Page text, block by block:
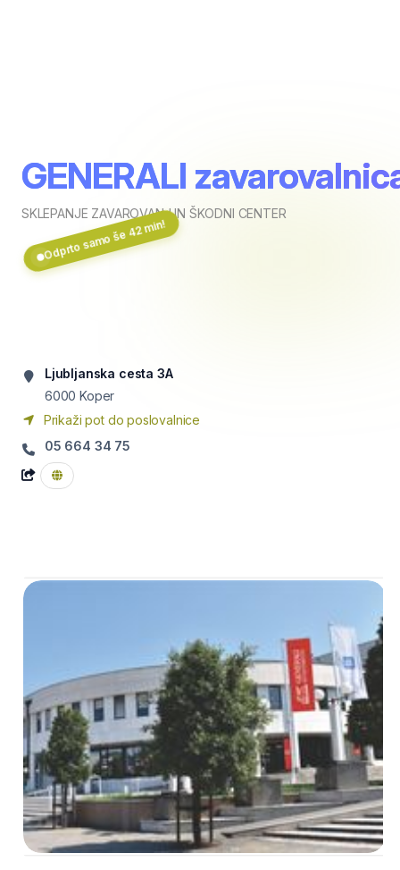
GENERALI
SKLEPANJE ZAVAROVANJ IN ŠKODNI CENTER
Odprto samo še 42 min!
Ljubljanska cesta 3A
6000 Koper
Prikaži pot do poslovalnice
05 664 34 75